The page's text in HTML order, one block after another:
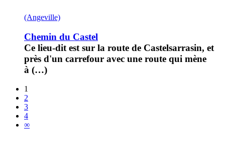
(Angeville)
Chemin du Castel
Ce lieu-dit est sur la route de Castelsarrasin, et
près d'un carrefour avec une route qui mène
à (…)
1
2
3
4
∞